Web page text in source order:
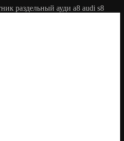
раздельный ауди а8 audi s8